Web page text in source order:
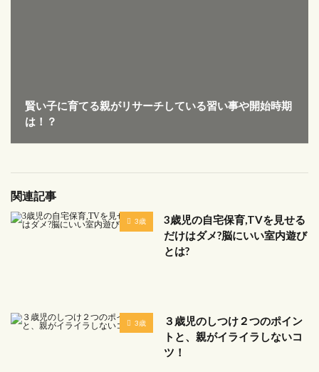
賢い子に育てる親がリサーチしている習い事や開始時期
は！？
関連記事
3歳
3歳児の自宅保育,TVを見せる
だけはダメ?脳にいい室内遊び
とは?
3歳
３歳児のしつけ２つのポイン
トと、親がイライラしないコ
ツ！